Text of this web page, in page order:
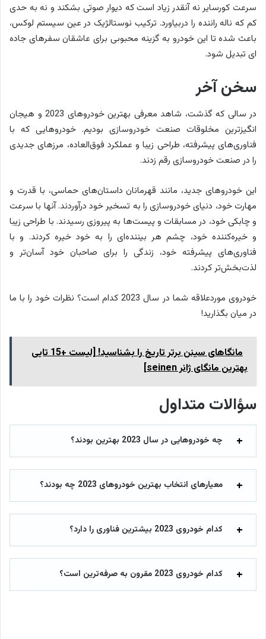
سرعت کورسایر نه آنقدر زیاد است که دیوار صوتی بشکند و نه به حدی
کم که ناله راننده را دربیاورد. ترکیب نوستالژیک در عین سیستم لوکس،
باعث شده تا این خودرو به گزینه محبوبی برای عاشقان سفرهای جاده
ای تبدیل شود.
سخن آخر
در سالی که گذشت، شاهد معرفی بهترین خودروهای 2023 و هیجان
انگیزترین مخلوقات صنعت خودروسازی بودیم. خودروهایی که با
فناوری‌های پیشرفته، طراحی زیبا و عملکرد فوق‌العاده، مرزهای جدیدی
را در صنعت خودروسازی رقم زدند.
این خودروهای جدید، مانند قهرمانان داستان‌های حماسی، با قدرت و
مهارت خود، دنیای خودروسازی را به تسخیر خود درآوردند. آنها با سرعت
و چابکی خود، در مسابقات و پیست‌ها به پیروزی رسیدند. با طراحی زیبا
و خیره‌کننده خود، چشم هر بیننده‌ای را به خود خیره کردند. و با
فناوری‌های پیشرفته خود، زندگی را برای صاحبان خود آسان‌تر و
لذت‌بخش‌تر کردند.
خودروی موردعلاقه شما در سال 2023 کدام است؟ نظرات خود را با ما
در میان بگذارید!
مانگاهای سینن برتر تاریخ را بشناسید! [لیست +15 تایی
بهترین مانگای ژانر seinen]
سؤالات متداول
چه خودروهایی در سال 2023 بهترین بودند؟
معیارهای انتخاب بهترین خودروهای 2023 چه بودند؟
کدام خودروی 2023 بیشترین فناوری را دارد؟
کدام خودروی 2023 مقرون به صرفه‌ترین است؟